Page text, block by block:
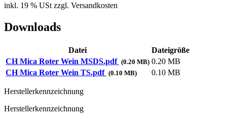
inkl. 19 % USt zzgl. Versandkosten
Downloads
Datei
Dateigröße
CH Mica Roter Wein MSDS.pdf (0.20 MB) 0.20 MB
CH Mica Roter Wein TS.pdf (0.10 MB) 0.10 MB
Herstellerkennzeichnung
Herstellerkennzeichnung